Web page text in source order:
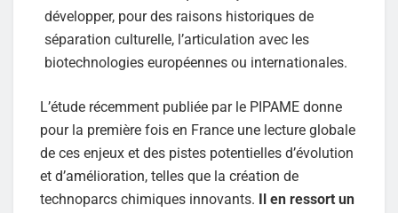
développer, pour des raisons historiques de
séparation culturelle, l’articulation avec les
biotechnologies européennes ou internationales.
L’étude récemment publiée par le PIPAME donne
pour la première fois en France une lecture globale
de ces enjeux et des pistes potentielles d’évolution
et d’amélioration, telles que la création de
technoparcs chimiques innovants. Il en ressort un